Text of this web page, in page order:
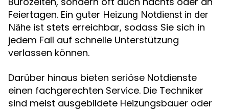
Feiertagen. Ein guter Heizung Notdienst in der
Nähe ist stets erreichbar, sodass Sie sich in
jedem Fall auf schnelle Unterstützung
verlassen können.
Darüber hinaus bieten seriöse Notdienste
einen fachgerechten Service. Die Techniker
sind meist ausgebildete Heizungsbauer oder